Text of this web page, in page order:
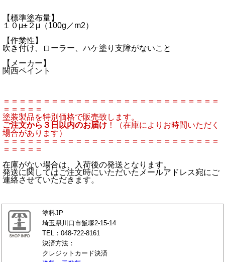
【標準塗布量】
１０μ±２μ（100g／m2）
【作業性】
吹き付け、ローラー、ハケ塗り支障がないこと
【メーカー】
関西ペイント
＝＝＝＝＝＝＝＝＝＝＝＝＝＝＝＝＝＝＝＝＝＝＝＝＝＝＝
＝＝＝＝＝
塗装製品を特別価格で販売致します。
ご注文から３日以内のお届け ！（在庫によりお時間いただく
場合があります）
＝＝＝＝＝＝＝＝＝＝＝＝＝＝＝＝＝＝＝＝＝＝＝＝＝＝＝
＝＝＝＝＝
在庫がない場合は、入荷後の発送となります。
発送に関してはご注文時にいただいたメールアドレス宛にご
連絡させていただきます。
塗料JP
埼玉県川口市飯塚2-15-14
TEL：048-722-8161
決済方法：
クレジットカード決済